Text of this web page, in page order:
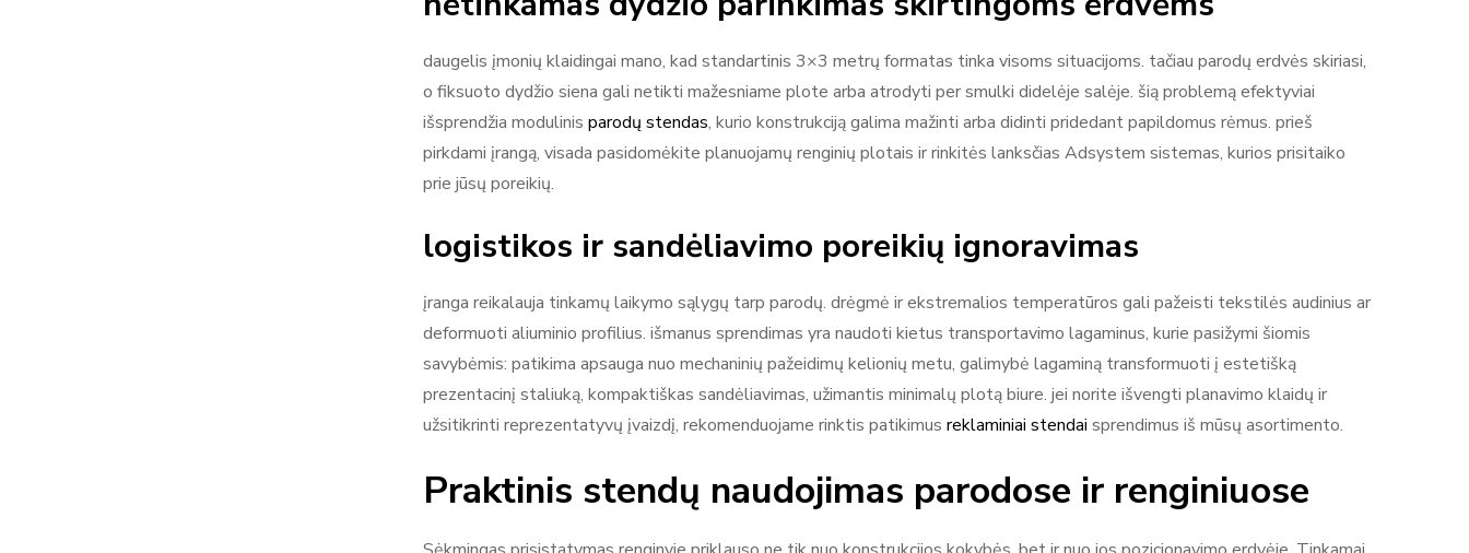
daugelis įmonių klaidingai mano, kad standartinis 3×3 metrų formatas tinka visoms situacijoms. tačiau parodų erdvės skiriasi,
o fiksuoto dydžio siena gali netikti mažesniame plote arba atrodyti per smulki didelėje salėje. šią problemą efektyviai
išsprendžia modulinis parodų stendas, kurio konstrukciją galima mažinti arba didinti pridedant papildomus rėmus. prieš
pirkdami įrangą, visada pasidomėkite planuojamų renginių plotais ir rinkitės lanksčias Adsystem sistemas, kurios prisitaiko
prie jūsų poreikių.
logistikos ir sandėliavimo poreikių ignoravimas
įranga reikalauja tinkamų laikymo sąlygų tarp parodų. drėgmė ir ekstremalios temperatūros gali pažeisti tekstilės audinius ar
deformuoti aliuminio profilius. išmanus sprendimas yra naudoti kietus transportavimo lagaminus, kurie pasižymi šiomis
savybėmis: patikima apsauga nuo mechaninių pažeidimų kelionių metu, galimybė lagaminą transformuoti į estetišką
prezentacinį staliuką, kompaktiškas sandėliavimas, užimantis minimalų plotą biure. jei norite išvengti planavimo klaidų ir
užsitikrinti reprezentatyvų įvaizdį, rekomenduojame rinktis patikimus reklaminiai stendai sprendimus iš mūsų asortimento.
Praktinis stendų naudojimas parodose ir renginiuose